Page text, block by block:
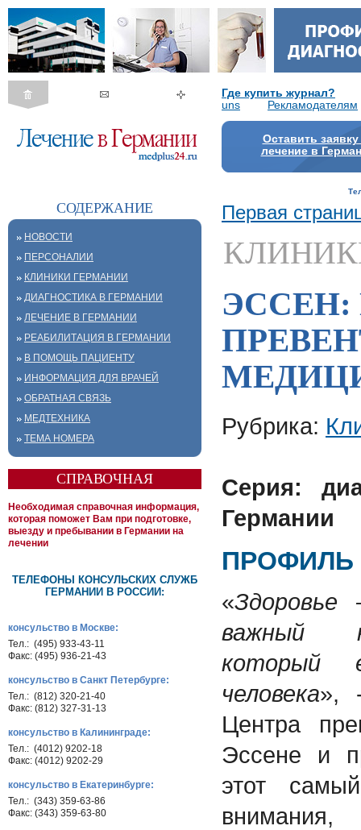
Где купить журнал?
uns
Рекламодателям
Оставить заявку
лечение в
СОДЕРЖАНИЕ
НОВОСТИ
ПЕРСОНАЛИИ
КЛИНИКИ ГЕРМАНИИ
ДИАГНОСТИКА В ГЕРМАНИИ
ЛЕЧЕНИЕ В ГЕРМАНИИ
РЕАБИЛИТАЦИЯ В ГЕРМАНИИ
В ПОМОЩЬ ПАЦИЕНТУ
ИНФОРМАЦИЯ ДЛЯ ВРАЧЕЙ
ОБРАТНАЯ СВЯЗЬ
МЕДТЕХНИКА
ТЕМА НОМЕРА
СПРАВОЧНАЯ
Необходимая справочная информация,
которая поможет Вам при подготовке,
выезду и пребывании в Германии на
лечении
ТЕЛЕФОНЫ КОНСУЛЬСКИХ СЛУЖБ
ГЕРМАНИИ В РОССИИ:
консульство в Москве:
Тел.: (495) 933-43-11
Факс: (495) 936-21-43
консульство в Санкт Петербурге:
Тел.: (812) 320-21-40
Факс: (812) 327-31-13
консульство в Калининграде:
Тел.: (4012) 9202-18
Факс: (4012) 9202-29
консульство в Екатеринбурге:
Тел.: (343) 359-63-86
Факс: (343) 359-63-80
Первая
ЭССЕН:
Рубрика:
Cерия:
Германии
ПРОФИЛЬ
«
важный
который
человека»,
Центра
Эссене и
этот